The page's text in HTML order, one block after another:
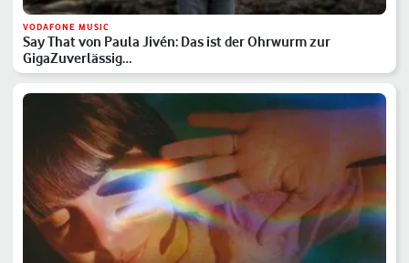
VODAFONE MUSIC
Say That von Paula Jivén: Das ist der Ohrwurm zur
GigaZuverlässig…